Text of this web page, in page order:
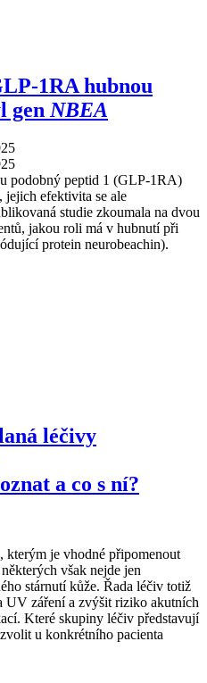
1RA hubnou
gen NBEA
podobný peptid 1 (GLP-1RA)
efektivita se ale
studie zkoumala na dvou
jakou roli má v hubnutí při
protein neurobeachin).
léčivy
a co s ní?
kterým je vhodné připomenout
však nejde jen
stárnutí kůže. Řada léčiv totiž
UV záření a zvýšit riziko akutních
Které skupiny léčiv představují
u konkrétního pacienta